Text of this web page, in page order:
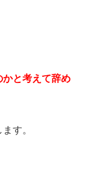
かと考えて辞め
す。